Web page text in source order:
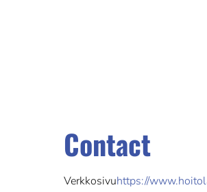
Contact
Verkkosivuhttps://